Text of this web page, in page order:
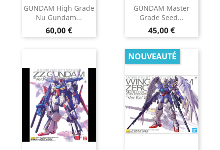
GUNDAM High Grade
Nu Gundam...
Prix
60,00 €
GUNDAM Master
Grade Seed...
Prix
45,00 €
NOUVEAUTÉ